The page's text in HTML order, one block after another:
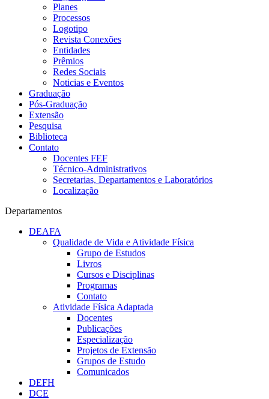
Planes
Processos
Logotipo
Revista Conexões
Entidades
Prêmios
Redes Sociais
Noticias e Eventos
Graduação
Pós-Graduação
Extensão
Pesquisa
Biblioteca
Contato
Docentes FEF
Técnico-Administrativos
Secretarias, Departamentos e Laboratórios
Localização
Departamentos
DEAFA
Qualidade de Vida e Atividade Física
Grupo de Estudos
Livros
Cursos e Disciplinas
Programas
Contato
Atividade Física Adaptada
Docentes
Publicações
Especialização
Projetos de Extensão
Grupos de Estudo
Comunicados
DEFH
DCE